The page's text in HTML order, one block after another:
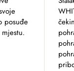
posuđe